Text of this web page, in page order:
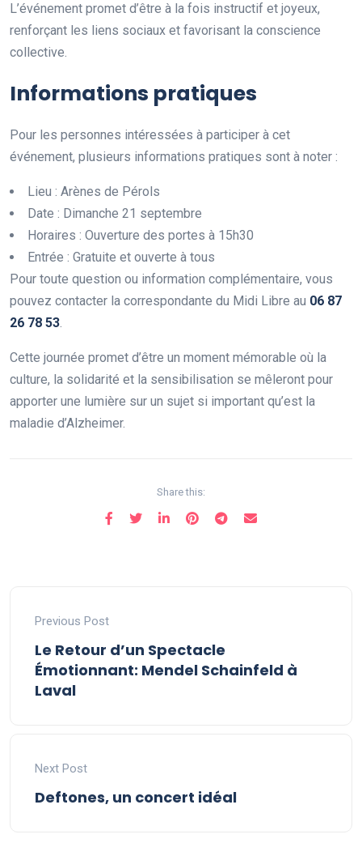
L’événement promet d’être à la fois instructif et joyeux,
renforçant les liens sociaux et favorisant la conscience
collective.
Informations pratiques
Pour les personnes intéressées à participer à cet
événement, plusieurs informations pratiques sont à noter :
Lieu : Arènes de Pérols
Date : Dimanche 21 septembre
Horaires : Ouverture des portes à 15h30
Entrée : Gratuite et ouverte à tous
Pour toute question ou information complémentaire, vous
pouvez contacter la correspondante du Midi Libre au 06 87
26 78 53.
Cette journée promet d’être un moment mémorable où la
culture, la solidarité et la sensibilisation se mêleront pour
apporter une lumière sur un sujet si important qu’est la
maladie d’Alzheimer.
Share this:
Previous Post
Le Retour d’un Spectacle
Émotionnant: Mendel Schainfeld à
Laval
Next Post
Deftones, un concert idéal